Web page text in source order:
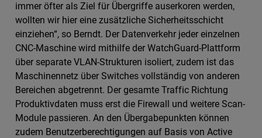
immer öfter als Ziel für Übergriffe auserkoren werden,
wollten wir hier eine zusätzliche Sicherheitsschicht
einziehen“, so Berndt. Der Datenverkehr jeder einzelnen
CNC-Maschine wird mithilfe der WatchGuard-Plattform
über separate VLAN-Strukturen isoliert, zudem ist das
Maschinennetz über Switches vollständig von anderen
Bereichen abgetrennt. Der gesamte Traffic Richtung
Produktivdaten muss erst die Firewall und weitere Scan-
Module passieren. An den Übergabepunkten können
zudem Benutzerberechtigungen auf Basis von Active